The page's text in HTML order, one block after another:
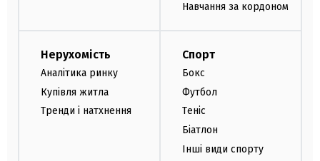
Навчання за кордоном
Нерухомість
Аналітика ринку
Купівля житла
Тренди і натхнення
Спорт
Бокс
Футбол
Теніс
Біатлон
Інші види спорту